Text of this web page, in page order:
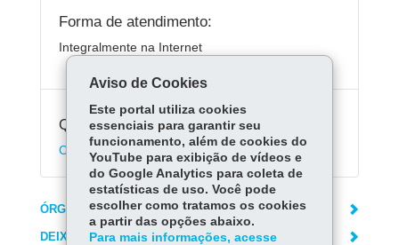
Forma de atendimento:
Integralmente na Internet
Quanto custa:
Consulte a tabela de preços da Jucepar
ÓRGÃO RESPONSÁVEL
DEIXE SUA OPINIÃO
Aviso de Cookies
Este portal utiliza cookies
essenciais para garantir seu
funcionamento, além de cookies do
YouTube para exibição de vídeos e
do Google Analytics para coleta de
estatísticas de uso. Você pode
escolher como tratamos os cookies
a partir das opções abaixo.
Para mais informações, acesse